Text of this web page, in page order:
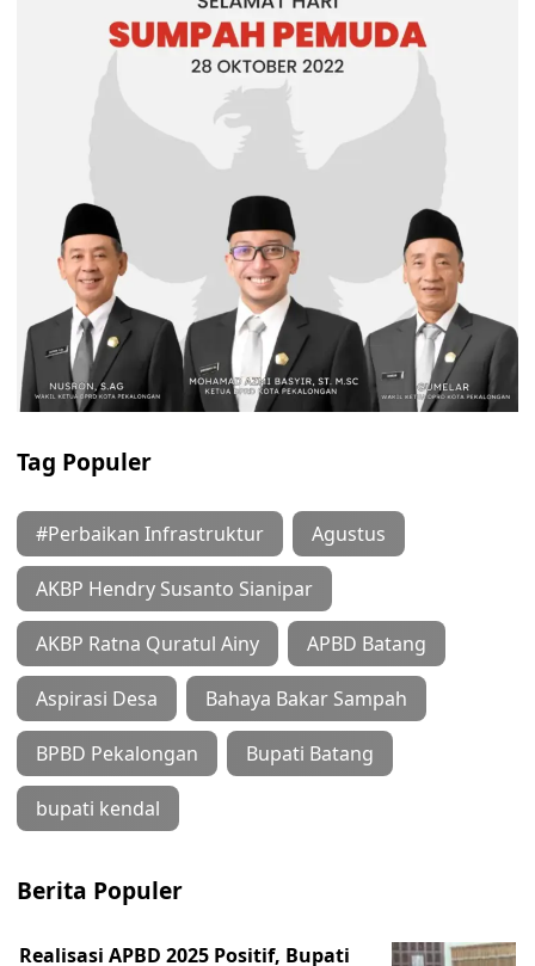
Tag Populer
#Perbaikan Infrastruktur Agustus
AKBP Hendry Susanto Sianipar
AKBP Ratna Quratul Ainy APBD Batang
Aspirasi Desa Bahaya Bakar Sampah
BPBD Pekalongan Bupati Batang
bupati kendal
Berita Populer
Realisasi APBD 2025 Positif, Bupati